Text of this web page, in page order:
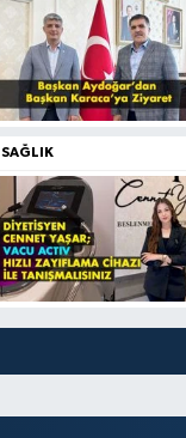
SAĞLIK